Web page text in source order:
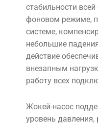
стабильности
фоновом режиме,
системе,
небольшие
действие
внезапным
работу всех
Жокей-насос
уровень давления,